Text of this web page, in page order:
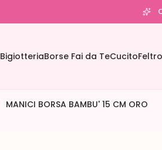
BigiotteriaBorse Fai da TeCucitoFeltro
MANICI BORSA BAMBU' 15 CM ORO